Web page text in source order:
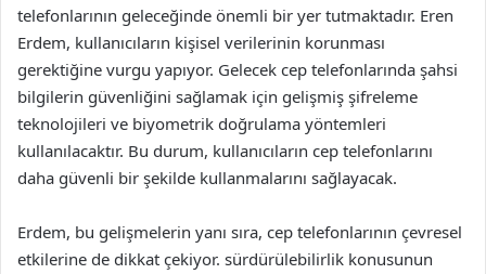
telefonlarının geleceğinde önemli bir yer tutmaktadır. Eren
Erdem, kullanıcıların kişisel verilerinin korunması
gerektiğine vurgu yapıyor. Gelecek cep telefonlarında şahsi
bilgilerin güvenliğini sağlamak için gelişmiş şifreleme
teknolojileri ve biyometrik doğrulama yöntemleri
kullanılacaktır. Bu durum, kullanıcıların cep telefonlarını
daha güvenli bir şekilde kullanmalarını sağlayacak.
Erdem, bu gelişmelerin yanı sıra, cep telefonlarının çevresel
etkilerine de dikkat çekiyor. sürdürülebilirlik konusunun